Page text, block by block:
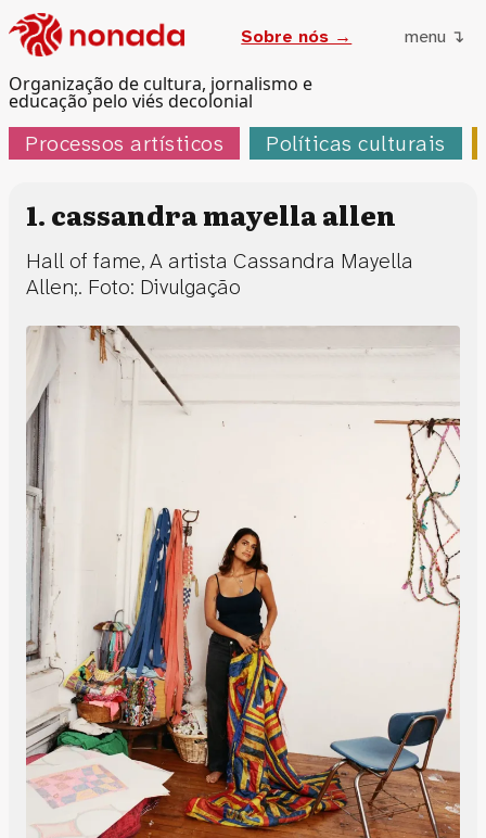
Organização de cultura, jornalismo e
educação pelo viés decolonial
Sobre nós → menu ↴
Processos artísticos Políticas culturais
1. cassandra mayella allen
Hall of fame, A artista Cassandra Mayella
Allen;. Foto: Divulgação